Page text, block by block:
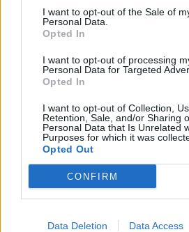
I want to opt-out of the Sale of
Personal Data.
Opted In
I want to opt-out of processing
Personal Data for Targeted
Opted In
I want to opt-out of Collection,
Retention, Sale, and/or Sharing
Personal Data that Is Unrelated
Purposes for which it was
Opted Out
CONFIRM
Data Deletion Data Access
Příbram modernizuje
3. 8. 2026
NEJČTENĚJŠÍ ČLÁNKY
Lazsko zřídilo
mladé mamince,
14. 2. 2023
2. 12. 2016